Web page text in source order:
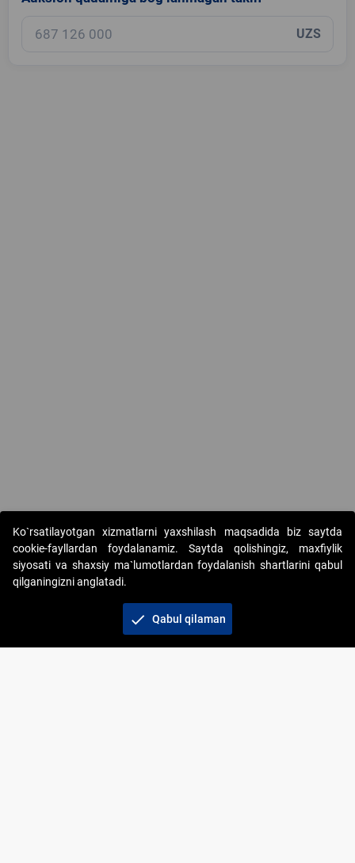
UZS
Copyright © 2017-2026. "Elektron onlayn-auksionlarni
tashkil etish" AJ. Barcha huquqlar himoyalangan
Ko`rsatilayotgan xizmatlarni yaxshilash maqsadida biz saytda
cookie-fayllardan foydalanamiz. Saytda qolishingiz, maxfiylik
siyosati va shaxsiy ma`lumotlardan foydalanish shartlarini qabul
qilganingizni anglatadi.
check Qabul qilaman